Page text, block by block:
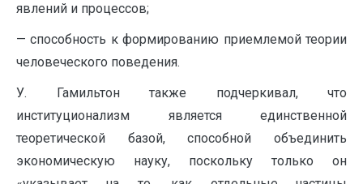
явлений и процессов;
— способность к формированию приемлемой теории
человеческого поведения.
У. Гамильтон также подчеркивал, что
институционализм является единственной
теоретической базой, способной объединить
экономическую науку, поскольку только он